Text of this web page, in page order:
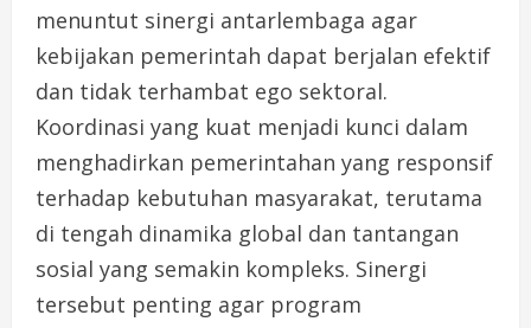
menuntut sinergi antarlembaga agar
kebijakan pemerintah dapat berjalan efektif
dan tidak terhambat ego sektoral.
Koordinasi yang kuat menjadi kunci dalam
menghadirkan pemerintahan yang responsif
terhadap kebutuhan masyarakat, terutama
di tengah dinamika global dan tantangan
sosial yang semakin kompleks. Sinergi
tersebut penting agar program